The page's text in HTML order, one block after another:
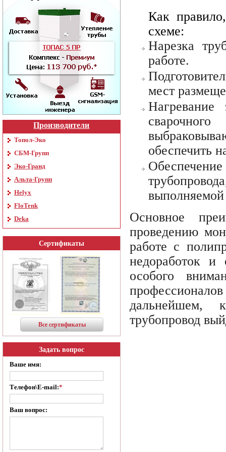
Производители
Топол-Эко
СБМ-Групп
Эко-Гранд
Альта-Групп
Helyx
FloTenk
Deka
Сертификаты
Все сертификаты
Задать вопрос
Ваше имя:
Телефон\E-mail:*
Ваш вопрос:
Как
схеме:
Нарезка
работе.
мест
обеспечить
Основное
проведению
работе с
недоработок
особого
дальнейшем,
трубопровод